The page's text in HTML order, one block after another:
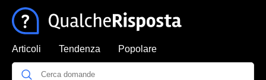
Articoli Tendenza Popolare